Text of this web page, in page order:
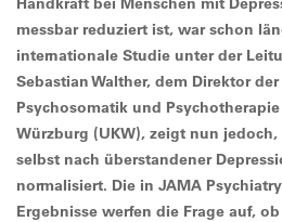
messbar reduziert ist, war schon
internationale Studie unter der
Sebastian Walther, dem Direktor
Psychosomatik und
Würzburg (UKW), zeigt nun
selbst nach überstandener
normalisiert. Die in JAMA
Ergebnisse werfen die Frage auf,